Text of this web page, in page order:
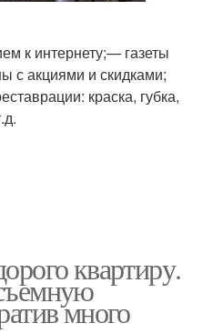
к интернету;— газеты
с акциями и скидками;
краска, губка,
квартиру.
много